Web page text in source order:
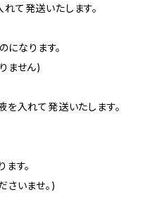
て発送いたします。
なります。
ません)
入れて発送いたします。
す。
いませ。)